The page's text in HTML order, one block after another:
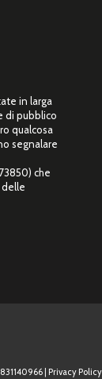
in larga
di pubblico
qualcosa
segnalare
che
| Privacy